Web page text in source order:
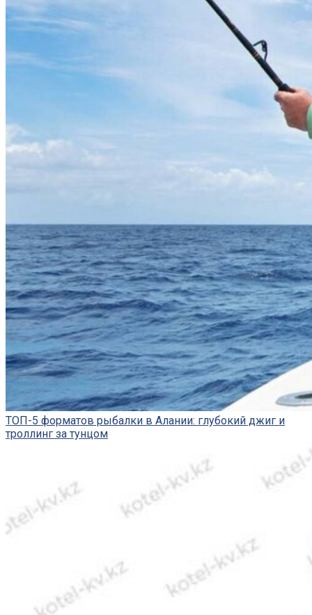
ТОП-5 форматов рыбалки в Алании: глубокий джиг и
троллинг за тунцом